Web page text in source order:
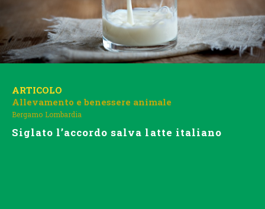
ARTICOLO
Allevamento e benessere animale
Bergamo Lombardia
Siglato l’accordo salva latte italiano